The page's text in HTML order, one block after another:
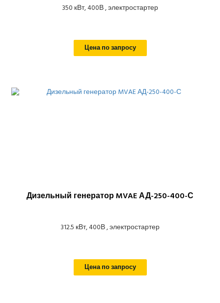
350 кВт, 400В , электростартер
Цена по запросу
Дизельный генератор MVAE АД-250-400-С
312.5 кВт, 400В , электростартер
Цена по запросу